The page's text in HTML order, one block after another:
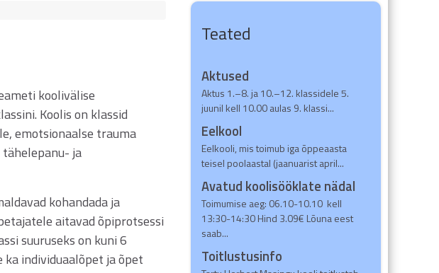
koolivälise
Koolis on klassid
emotsionaalse trauma
ja
kohandada ja
aitavad õpiprotsessi
suuruseks on kuni 6
individuaalõpet ja õpet
Teated
Aktused
Aktus 1.–8. ja 10.–12. klassidele 5.
juunil kell 10.00 aulas 9. klassi...
Eelkool
Eelkooli, mis toimub iga õppeaasta
teisel poolaastal (jaanuarist april...
Avatud koolisööklate nädal
Toimumise aeg: 06.10-10.10 kell
13:30-14:30 Hind 3.09€ Lõuna eest
saab...
Toitlustusinfo